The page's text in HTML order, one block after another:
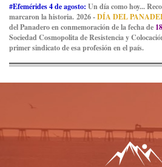
#Efemérides 4 de agosto: Un día como hoy...
marcaron la historia. 2026 -DÍA DEL
del Panadero en conmemoración de la fecha de
Sociedad Cosmopolita de Resistencia y
primer sindicato de esa profesión en el país.